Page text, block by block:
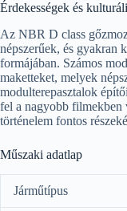
Érdekességek és
Az NBR D class
népszerűek, és gyakran
formájában. Számos
maketteket, melyek
modulterepasztalok
fel a nagyobb filmekben
történelem fontos
Műszaki adatlap
Járműtípus